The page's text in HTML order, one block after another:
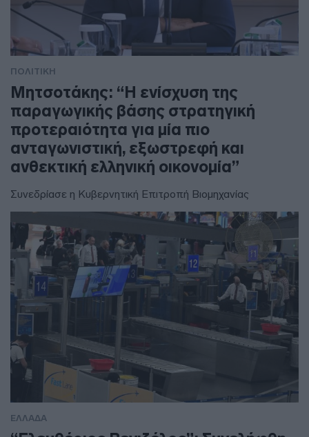
ΠΟΛΙΤΙΚΗ
Μητσοτάκης: “Η ενίσχυση της
παραγωγικής βάσης στρατηγική
προτεραιότητα για μία πιο
ανταγωνιστική, εξωστρεφή και
ανθεκτική ελληνική οικονομία”
Συνεδρίασε η Κυβερνητική Επιτροπή Βιομηχανίας
ΕΛΛΑΔΑ